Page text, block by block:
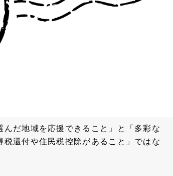
だ地域を応援できること」と「多彩な
還付や住民税控除があること」ではな